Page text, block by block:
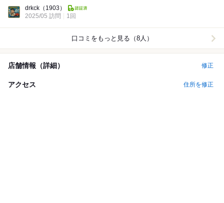
drkck （1903）
2025/05 訪問
1回
口コミをもっと見る（8人）
店舗情報（詳細） 修正
アクセス 住所を修正